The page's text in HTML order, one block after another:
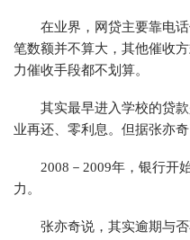
在业界，网贷主要靠电
笔数额并不算大，其他催收
力催收手段都不划算。
其实最早进入学校的贷
业再还、零利息。但据张亦奇
2008－2009年，银行开
力。
张亦奇说，其实逾期与